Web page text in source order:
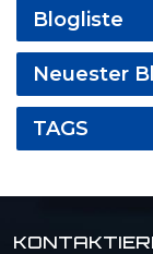
Blogliste
Neuester
TAGS